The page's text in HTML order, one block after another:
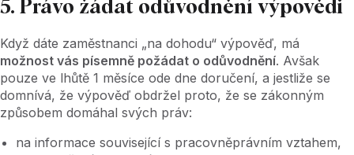
5. Právo žádat odůvodnění výpovědi
Když dáte zaměstnanci „na dohodu“ výpověď, má
možnost vás písemně požádat o odůvodnění. Avšak
pouze ve lhůtě 1 měsíce ode dne doručení, a jestliže se
domnívá, že výpověď obdržel proto, že se zákonným
způsobem domáhal svých práv:
na informace související s pracovněprávním vztahem,